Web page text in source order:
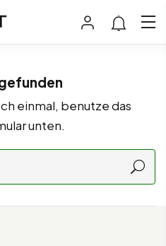
einmal, benutze das
unten.